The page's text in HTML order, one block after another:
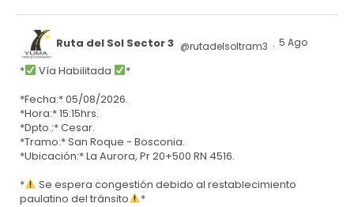
Ruta del Sol Sector 3 @rutadelsoltram3 · 5 Ago
* Vía Habilitada
*
*Fecha:* 05/08/2026.
*Hora:* 15:15hrs.
*Dpto.:* Cesar.
*Tramo:* San Roque - Bosconia.
*Ubicación:* La Aurora, Pr 20+500 RN 4516.
*
Se espera congestión debido al restablecimiento
paulatino del tránsito
*